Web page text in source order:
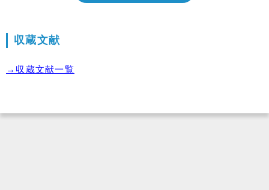
収蔵文献
→収蔵文献一覧